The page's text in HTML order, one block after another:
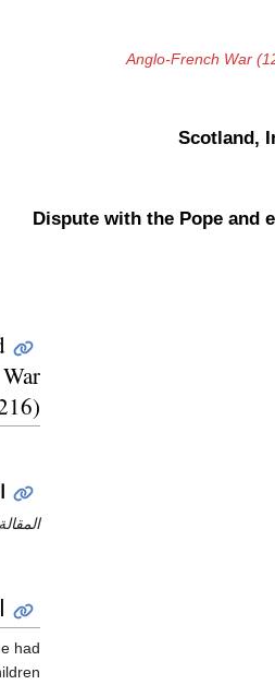
Anglo-French War
Scotland,
Dispute with the Pope and
had